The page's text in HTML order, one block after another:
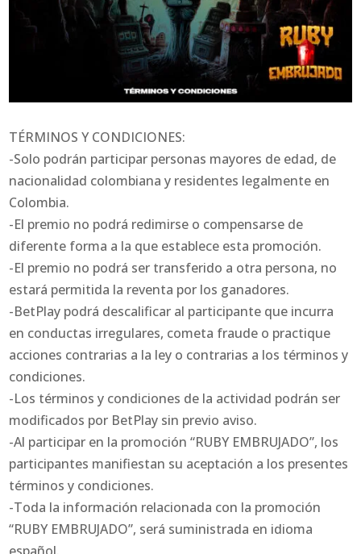
TÉRMINOS Y CONDICIONES:
-Solo podrán participar personas mayores de edad, de
nacionalidad colombiana y residentes legalmente en
Colombia.
-El premio no podrá redimirse o compensarse de
diferente forma a la que establece esta promoción.
-El premio no podrá ser transferido a otra persona, no
estará permitida la reventa por los ganadores.
-BetPlay podrá descalificar al participante que incurra
en conductas irregulares, cometa fraude o practique
acciones contrarias a la ley o contrarias a los términos y
condiciones.
-Los términos y condiciones de la actividad podrán ser
modificados por BetPlay sin previo aviso.
-Al participar en la promoción “RUBY EMBRUJADO”, los
participantes manifiestan su aceptación a los presentes
términos y condiciones.
-Toda la información relacionada con la promoción
“RUBY EMBRUJADO”, será suministrada en idioma